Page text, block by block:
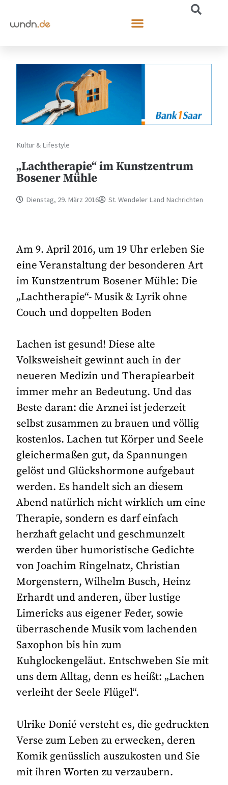
Kultur & Lifestyle
„Lachtherapie“ im Kunstzentrum
Bosener Mühle
Dienstag, 29. März 2016 St. Wendeler Land Nachrichten
Am 9. April 2016, um 19 Uhr erleben Sie
eine Veranstaltung der besonderen Art
im Kunstzentrum Bosener Mühle: Die
„Lachtherapie“- Musik & Lyrik ohne
Couch und doppelten Boden
Lachen ist gesund! Diese alte
Volksweisheit gewinnt auch in der
neueren Medizin und Therapiearbeit
immer mehr an Bedeutung. Und das
Beste daran: die Arznei ist jederzeit
selbst zusammen zu brauen und völlig
kostenlos. Lachen tut Körper und Seele
gleichermaßen gut, da Spannungen
gelöst und Glückshormone aufgebaut
werden. Es handelt sich an diesem
Abend natürlich nicht wirklich um eine
Therapie, sondern es darf einfach
herzhaft gelacht und geschmunzelt
werden über humoristische Gedichte
von Joachim Ringelnatz, Christian
Morgenstern, Wilhelm Busch, Heinz
Erhardt und anderen, über lustige
Limericks aus eigener Feder, sowie
überraschende Musik vom lachenden
Saxophon bis hin zum
Kuhglockengeläut. Entschweben Sie mit
uns dem Alltag, denn es heißt: „Lachen
verleiht der Seele Flügel“.
Ulrike Donié versteht es, die gedruckten
Verse zum Leben zu erwecken, deren
Komik genüsslich auszukosten und Sie
mit ihren Worten zu verzaubern.